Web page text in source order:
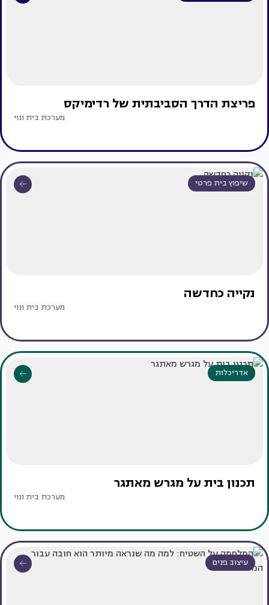
פריצת הדרך הסביבתית של רדימיקס
מערכת בית ונוי
שיפוץ בית פרטי
נקייה כחדשה
מערכת בית ונוי
אדריכלות
תכנון בית על מגרש מאתגר
מערכת בית ונוי
עיצוב פנים